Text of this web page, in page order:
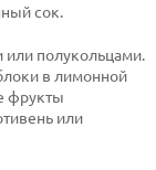
сок.
полукольцами.
в лимонной
фрукты
или